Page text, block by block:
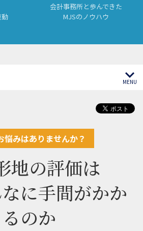
会計事務所と歩んできた
MJSのノウハウ
悩みはありませんか？
地の評価は
に手間がかか
るのか